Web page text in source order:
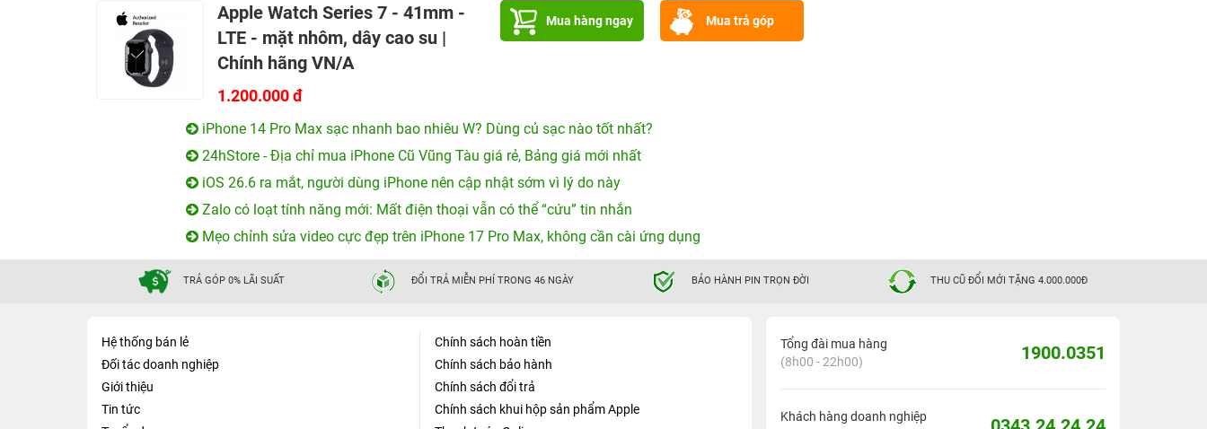
Apple Watch Series 7 - 41mm -
LTE - mặt nhôm, dây cao su |
Chính hãng VN/A
1.200.000 đ
Mua hàng ngay Mua trả góp
iPhone 14 Pro Max sạc nhanh bao nhiêu W? Dùng củ sạc nào tốt nhất?
24hStore - Địa chỉ mua iPhone Cũ Vũng Tàu giá rẻ, Bảng giá mới nhất
iOS 26.6 ra mắt, người dùng iPhone nên cập nhật sớm vì lý do này
Zalo có loạt tính năng mới: Mất điện thoại vẫn có thể “cứu” tin nhắn
Mẹo chỉnh sửa video cực đẹp trên iPhone 17 Pro Max, không cần cài ứng dụng
TRẢ GÓP 0% LÃI SUẤT ĐỔI TRẢ MIỄN PHÍ TRONG 46 NGÀY BẢO HÀNH PIN TRỌN ĐỜI THU CŨ ĐỔI MỚI TẶNG 4.000.000Đ
Hệ thống bán lẻ
Đối tác doanh nghiệp
Giới thiệu
Tin tức
Chính sách hoàn tiền
Chính sách bảo hành
Chính sách đổi trả
Chính sách khui hộp sản phẩm Apple
Tổng đài mua hàng
(8h00 - 22h00)
1900.0351
Khách hàng doanh nghiệp